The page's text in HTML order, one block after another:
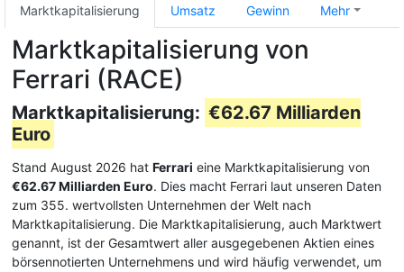
Marktkapitalisierung Umsatz Gewinn Mehr
Marktkapitalisierung von
Ferrari (RACE)
Marktkapitalisierung: €62.67 Milliarden
Euro
Stand August 2026 hat Ferrari eine Marktkapitalisierung von
€62.67 Milliarden Euro. Dies macht Ferrari laut unseren Daten
zum 355. wertvollsten Unternehmen der Welt nach
Marktkapitalisierung. Die Marktkapitalisierung, auch Marktwert
genannt, ist der Gesamtwert aller ausgegebenen Aktien eines
börsennotierten Unternehmens und wird häufig verwendet, um